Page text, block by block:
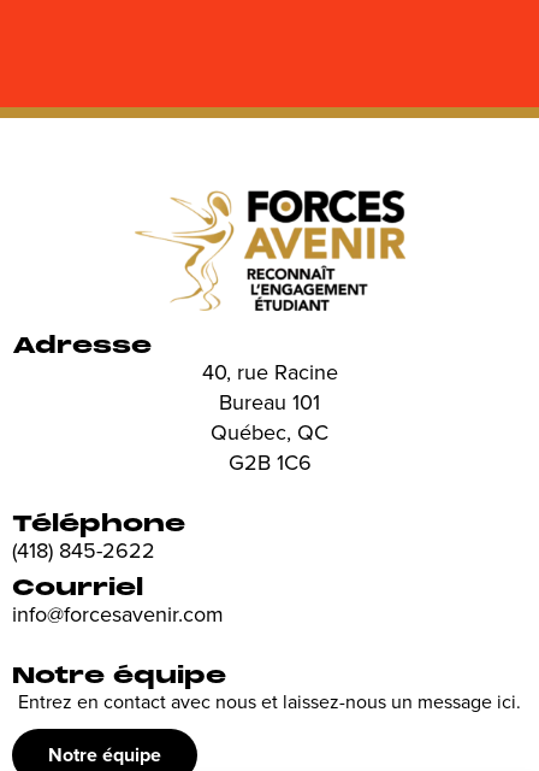
Adresse
40, rue Racine
Bureau 101
Québec, QC
G2B 1C6
Téléphone
(418) 845-2622
Courriel
info@forcesavenir.com
Notre équipe
Entrez en contact avec nous et laissez-nous un message ici.
Notre équipe